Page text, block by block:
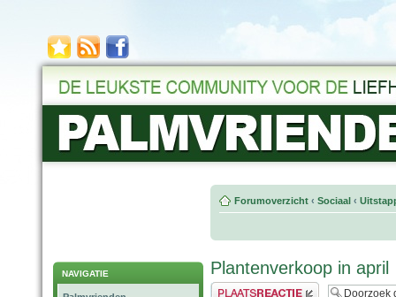
NAVIGATIE
Forumoverzicht ‹ Sociaal ‹
Plantenverkoop in april
Plaats een reactie